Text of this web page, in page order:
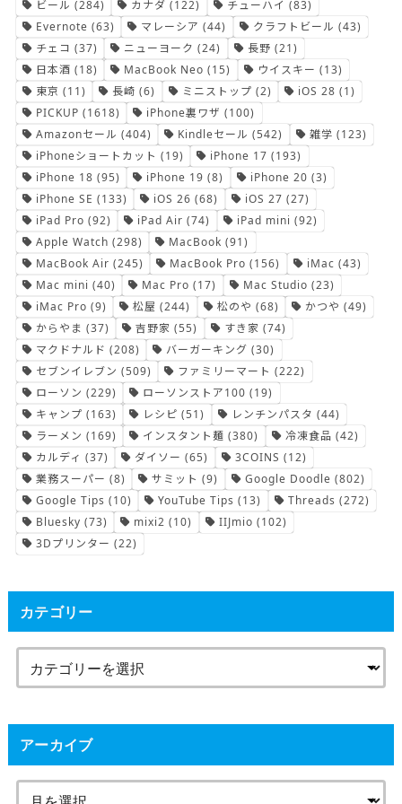
ビール (284) カナダ (122) チューハイ (83)
Evernote (63) マレーシア (44) クラフトビール (43)
チェコ (37) ニューヨーク (24) 長野 (21)
日本酒 (18) MacBook Neo (15) ウイスキー (13)
東京 (11) 長崎 (6) ミニストップ (2) iOS 28 (1)
PICKUP (1618) iPhone裏ワザ (100)
Amazonセール (404) Kindleセール (542) 雑学 (123)
iPhoneショートカット (19) iPhone 17 (193)
iPhone 18 (95) iPhone 19 (8) iPhone 20 (3)
iPhone SE (133) iOS 26 (68) iOS 27 (27)
iPad Pro (92) iPad Air (74) iPad mini (92)
Apple Watch (298) MacBook (91)
MacBook Air (245) MacBook Pro (156) iMac (43)
Mac mini (40) Mac Pro (17) Mac Studio (23)
iMac Pro (9) 松屋 (244) 松のや (68) かつや (49)
からやま (37) 吉野家 (55) すき家 (74)
マクドナルド (208) バーガーキング (30)
セブンイレブン (509) ファミリーマート (222)
ローソン (229) ローソンストア100 (19)
キャンプ (163) レシピ (51) レンチンパスタ (44)
ラーメン (169) インスタント麺 (380) 冷凍食品 (42)
カルディ (37) ダイソー (65) 3COINS (12)
業務スーパー (8) サミット (9) Google Doodle (802)
Google Tips (10) YouTube Tips (13) Threads (272)
Bluesky (73) mixi2 (10) IIJmio (102)
3Dプリンター (22)
カテゴリー
アーカイブ